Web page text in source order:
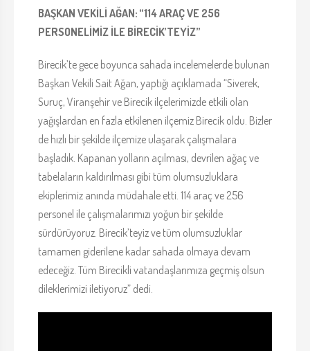
BAŞKAN VEKİLİ AĞAN: “114 ARAÇ VE 256
PERSONELİMİZ İLE BİRECİK’TEYİZ”
Birecik’te gece boyunca sahada incelemelerde bulunan
Başkan Vekili Sait Ağan, yaptığı açıklamada “Siverek,
Suruç, Viranşehir ve Birecik ilçelerimizde etkili olan
yağışlardan en fazla etkilenen ilçemiz Birecik oldu. Bizler
de hızlı bir şekilde ilçemize ulaşarak çalışmalara
başladık. Kapanan yolların açılması, devrilen ağaç ve
tabelaların kaldırılması gibi tüm olumsuzluklara
ekiplerimiz anında müdahale etti. 114 araç ve 256
personel ile çalışmalarımızı yoğun bir şekilde
sürdürüyoruz. Birecik’teyiz ve tüm olumsuzluklar
tamamen giderilene kadar sahada olmaya devam
edeceğiz. Tüm Birecikli vatandaşlarımıza geçmiş olsun
dileklerimizi iletiyoruz” dedi.